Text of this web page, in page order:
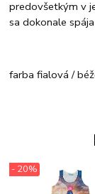
predovšetkým v
sa dokonale
farba fialová /
- 20%